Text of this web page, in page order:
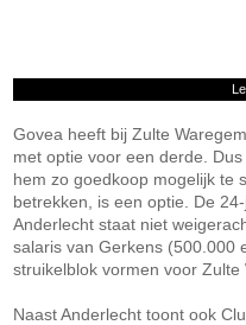
Govea heeft bij Zulte
met optie voor een derde.
hem zo goedkoop mogelijk te
betrekken, is een optie. De
Anderlecht staat niet
salaris van Gerkens (500.000
struikelblok vormen voor Zulte
Naast Anderlecht toont ook